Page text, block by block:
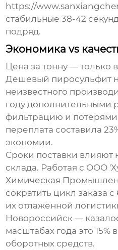
https://
стабильные 38-42
подряд.
Экономика vs
Цена за тонну — только
Дешевый пиросульфит
неизвестного
году дополнительными
фильтрацию и потерями
переплата составила
экономии.
Сроки поставки влияют
склада. Работая с ООО
Химическая
сократить цикл заказа
их отлаженной
Новороссийск —
масштабах года это
оборотных средств.